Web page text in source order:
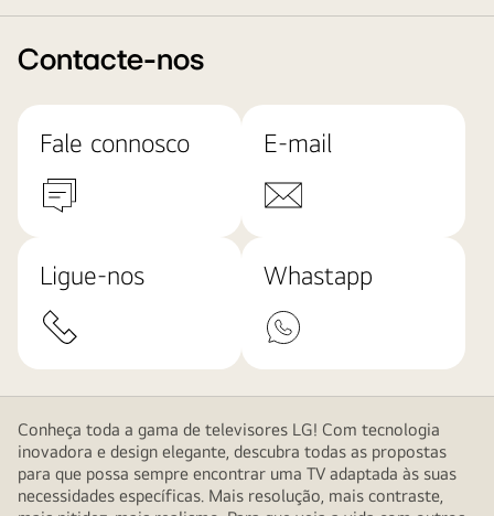
Contacte-nos
Fale connosco E-mail
Ligue-nos Whastapp
Conheça toda a gama de televisores LG! Com tecnologia
inovadora e design elegante, descubra todas as propostas
para que possa sempre encontrar uma TV adaptada às suas
necessidades específicas. Mais resolução, mais contraste,